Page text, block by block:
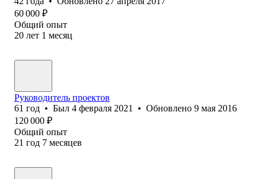
60 000 ₽
Общий опыт
20 лет 1 месяц
Руководитель проектов
61 год • Был 4 февраля 2021 • Обновлено 9 мая 2016
120 000 ₽
Общий опыт
21 год 7 месяцев